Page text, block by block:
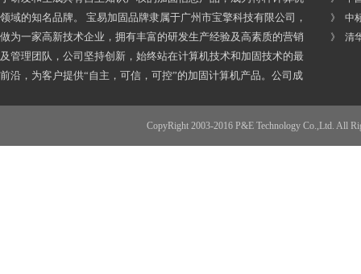
领域的知名品牌。 宝易加固品牌隶属于广州市宝擎科技有限公司，
做为一家高新技术企业，拥有丰富的研发生产经验及高素质的营销
及管理团队，公司坚持创新，始终站在计算机技术和加固技术的最
前沿，为客户提供“自主，可信，可控”的加固计算机产品。公司成
》 中
》 清
CopyRight 2003-2016 P&E Technology Co.,Ltd. All